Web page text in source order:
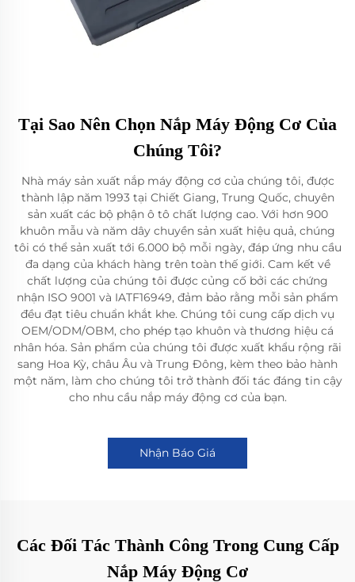
Tại Sao Nên Chọn Nắp Máy Động Cơ Của
Chúng Tôi?
Nhà máy sản xuất nắp máy động cơ của chúng tôi, được
thành lập năm 1993 tại Chiết Giang, Trung Quốc, chuyên
sản xuất các bộ phận ô tô chất lượng cao. Với hơn 900
khuôn mẫu và năm dây chuyền sản xuất hiệu quả, chúng
tôi có thể sản xuất tới 6.000 bộ mỗi ngày, đáp ứng nhu cầu
đa dạng của khách hàng trên toàn thế giới. Cam kết về
chất lượng của chúng tôi được củng cố bởi các chứng
nhận ISO 9001 và IATF16949, đảm bảo rằng mỗi sản phẩm
đều đạt tiêu chuẩn khắt khe. Chúng tôi cung cấp dịch vụ
OEM/ODM/OBM, cho phép tạo khuôn và thương hiệu cá
nhân hóa. Sản phẩm của chúng tôi được xuất khẩu rộng rãi
sang Hoa Kỳ, châu Âu và Trung Đông, kèm theo bảo hành
một năm, làm cho chúng tôi trở thành đối tác đáng tin cậy
cho nhu cầu nắp máy động cơ của bạn.
Nhận Báo Giá
Các Đối Tác Thành Công Trong Cung Cấp
Nắp Máy Động Cơ